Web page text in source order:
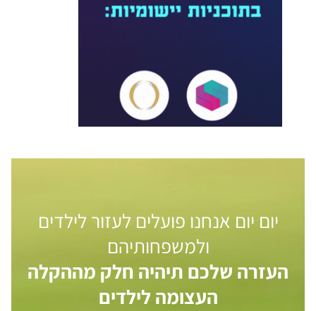
יום יום אנחנו פועלים לעזור לילדים
ולמשפחותיהם
העזרה שלכם תיהיה חלק מההקלה
העצומה לילדים